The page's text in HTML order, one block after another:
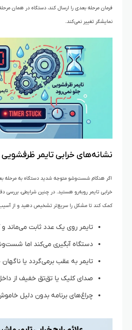
فرمان مرحله بعدی را ارسال کند، دستگاه در همان
نمایشگر تغییر نمی‌کند.
نشانه‌های خرابی تایمر ظرفشویی
اگر هنگام شست‌وشو متوجه شدید دستگاه به مرحله بعد
خرابی تایمر روبه‌رو هستید. در چنین شرایطی، بررسی
کمک کند تا مشکل را سریع‌تر تشخیص دهید و از آسیب
تایمر روی یک عدد ثابت می‌ماند و
دستگاه آبگیری می‌کند اما
تایمر به عقب برمی‌گردد یا
صدای کلیک یا تق‌تق خفیف از
چراغ‌های برنامه بدون دلیل